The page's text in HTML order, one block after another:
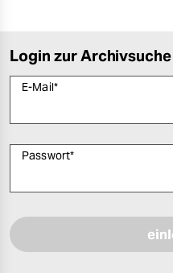
Login zur Archivsuche
E-Mail*
Passwort*